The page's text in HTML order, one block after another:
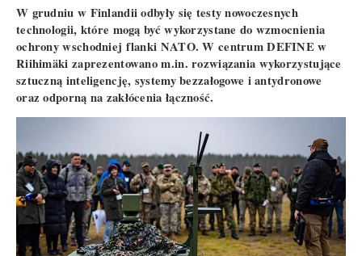
W grudniu w Finlandii odbyły się testy nowoczesnych
technologii, które mogą być wykorzystane do wzmocnienia
ochrony wschodniej flanki NATO. W centrum DEFINE w
Riihimäki zaprezentowano m.in. rozwiązania wykorzystujące
sztuczną inteligencję, systemy bezzałogowe i antydronowe
oraz odporną na zakłócenia łączność.